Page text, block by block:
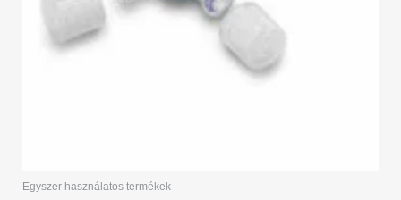
Egyszer használatos termékek